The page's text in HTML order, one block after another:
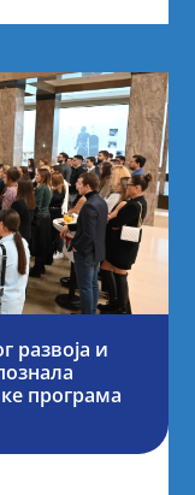
развоја и
програма